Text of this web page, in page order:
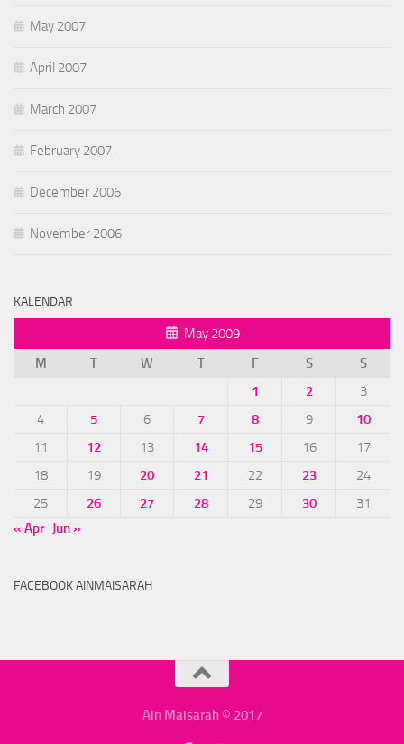
May 2007
April 2007
March 2007
February 2007
December 2006
November 2006
KALENDAR
May 2009
M
T W T F S
S
1
2
3
4
5 6 7 8 9
10
11
12 13 14 15 16
17
18
19 20 21 22 23
24
25
26 27 28 29 30
31
« Apr Jun »
FACEBOOK AINMAISARAH
Ain Maisarah © 2017